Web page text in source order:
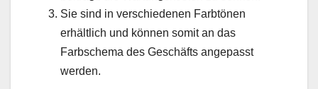
Sie sind in verschiedenen Farbtönen
erhältlich und können somit an das
Farbschema des Geschäfts angepasst
werden.